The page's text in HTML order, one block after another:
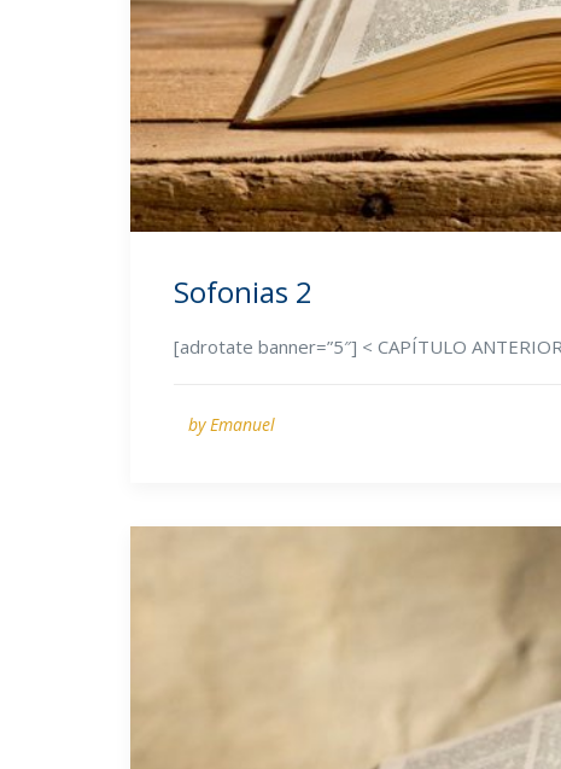
Sofonias 2
[adrotate banner=”5″] < CAPÍTULO
by Emanuel